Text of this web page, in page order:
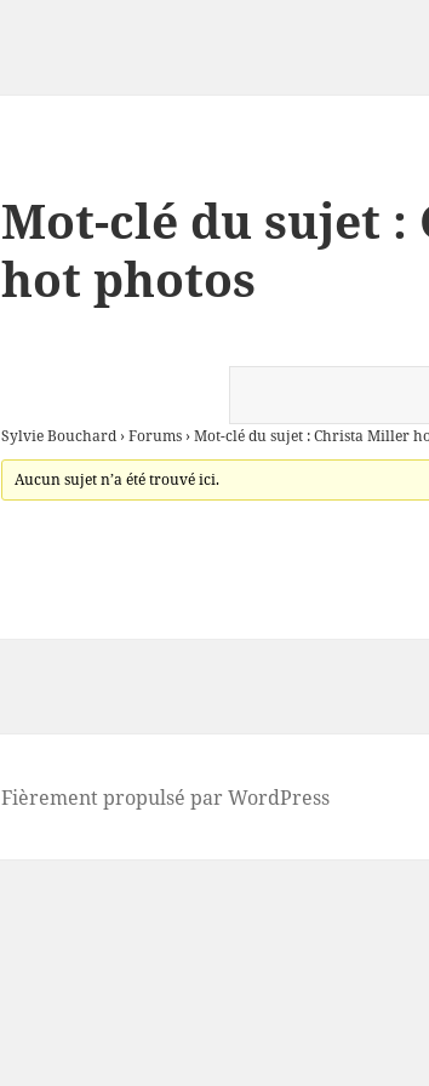
Mot-clé du sujet
hot photos
Sylvie Bouchard ›Forums ›Mot-clé du sujet : Christa Miller
Aucun sujet n’a été trouvé ici.
Fièrement propulsé par WordPress